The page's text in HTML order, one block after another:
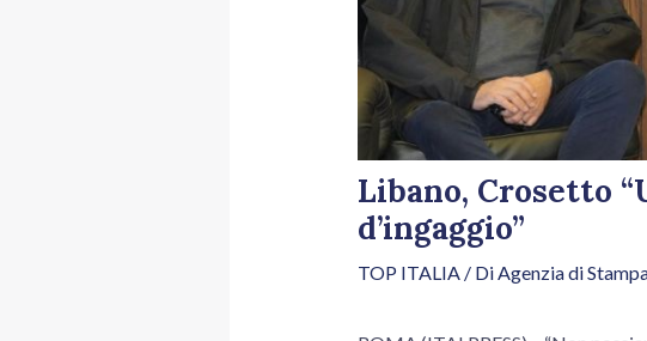
Libano, Crosetto
d’ingaggio”
TOP ITALIA / Di Agenzia di